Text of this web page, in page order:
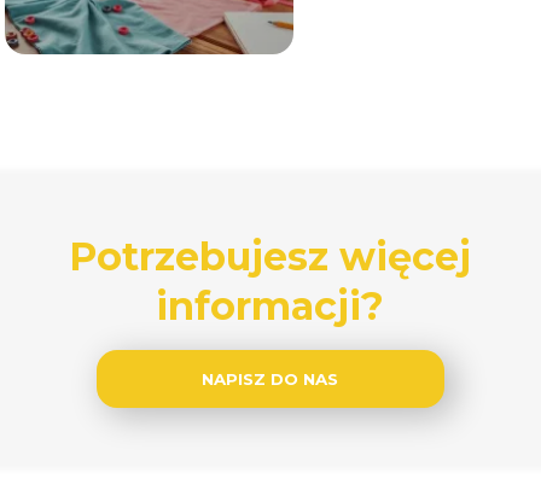
Potrzebujesz więcej
informacji?
NAPISZ DO NAS